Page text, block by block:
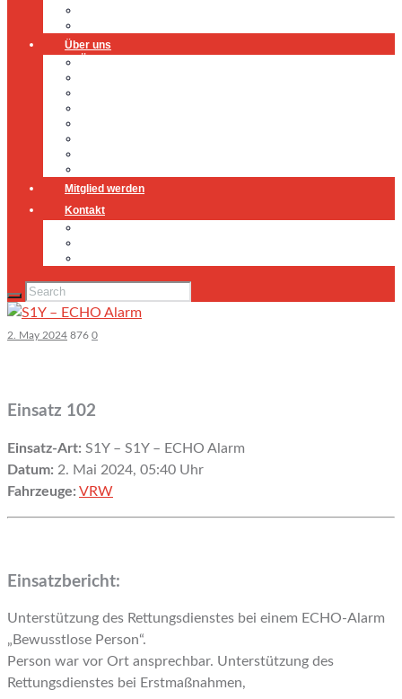
Über uns
Mitglied werden
Kontakt
2. May 2024 876 0
Einsatz 102
Einsatz-Art: S1Y – S1Y – ECHO Alarm
Datum: 2. Mai 2024, 05:40 Uhr
Fahrzeuge: VRW
Einsatzbericht:
Unterstützung des Rettungsdienstes bei einem ECHO-Alarm
„Bewusstlose Person“.
Person war vor Ort ansprechbar. Unterstützung des
Rettungsdienstes bei Erstmaßnahmen,